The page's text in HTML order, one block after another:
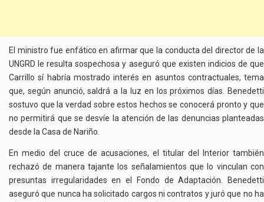
El ministro fue enfático en afirmar que la conducta del director de la
UNGRD le resulta sospechosa y aseguró que existen indicios de que
Carrillo sí habría mostrado interés en asuntos contractuales, tema
que, según anunció, saldrá a la luz en los próximos días. Benedetti
sostuvo que la verdad sobre estos hechos se conocerá pronto y que
no permitirá que se desvíe la atención de las denuncias planteadas
desde la Casa de Nariño.
En medio del cruce de acusaciones, el titular del Interior también
rechazó de manera tajante los señalamientos que lo vinculan con
presuntas irregularidades en el Fondo de Adaptación. Benedetti
aseguró que nunca ha solicitado cargos ni contratos y juró que no ha